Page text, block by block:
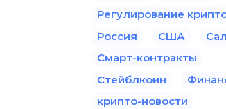
Регулирование
Россия
США
Смарт-контракты
Стейблкоин
крипто-новости